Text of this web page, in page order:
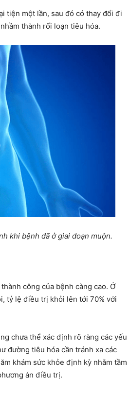
tiện một lần, sau đó có thay đổi đi
thành rối loạn tiêu hóa.
khi bệnh đã ở giai đoạn muộn.
công của bệnh càng cao. Ở
tỷ lệ điều trị khỏi lên tới 70% với
chưa thể xác định rõ ràng các yếu
đường tiêu hóa cần tránh xa các
khám sức khỏe định kỳ nhằm tầm
án điều trị.